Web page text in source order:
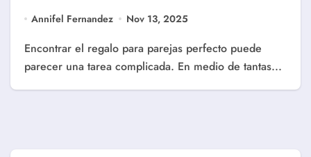
Annifel Fernandez Nov 13, 2025
Encontrar el regalo para parejas perfecto puede
parecer una tarea complicada. En medio de tantas...